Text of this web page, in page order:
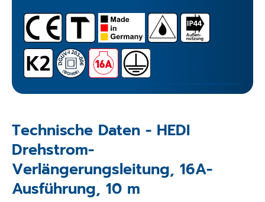
Technische Daten - HEDI
Drehstrom-
Verlängerungsleitung, 16A-
Ausführung, 10 m